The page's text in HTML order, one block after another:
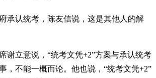
承认统考，陈友信说，这是其他人的解
谢立意说，“统考文凭+2”方案与承认统考
，不能一概而论。他也说，“统考文凭+2”